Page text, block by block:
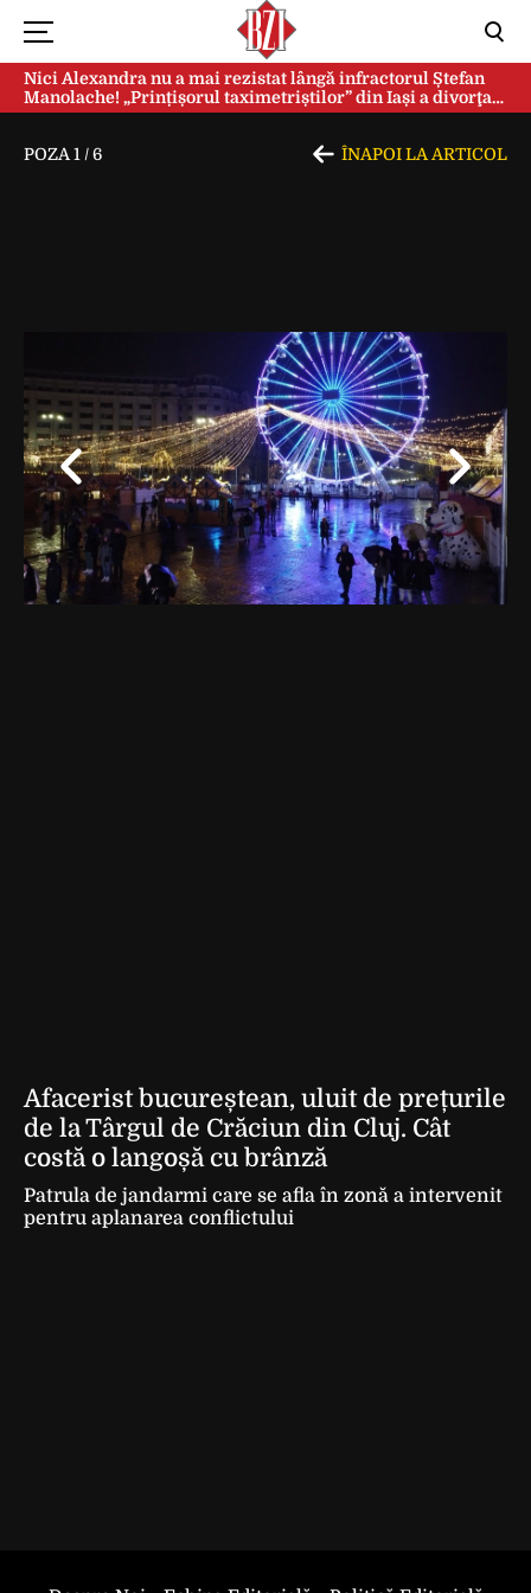
Nici Alexandra nu a mai rezistat lângă infractorul Ștefan
Manolache! „Prințișorul taximetriștilor” din Iași a divorţat
după doi ani de căsnicie
POZA 1 /6 ÎNAPOI LA ARTICOL
Afacerist bucureștean, uluit de prețurile
de la Târgul de Crăciun din Cluj. Cât
costă o langoșă cu brânză
Patrula de jandarmi care se afla în zonă a intervenit
pentru aplanarea conflictului